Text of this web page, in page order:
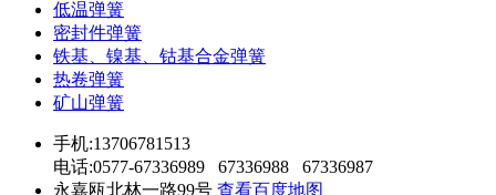
低温弹簧
密封件弹簧
铁基、镍基、钴基合金弹簧
热卷弹簧
矿山弹簧
手机:13706781513
电话:0577-67336989 67336988 67336987
永嘉瓯北林一路99号 查看百度地图